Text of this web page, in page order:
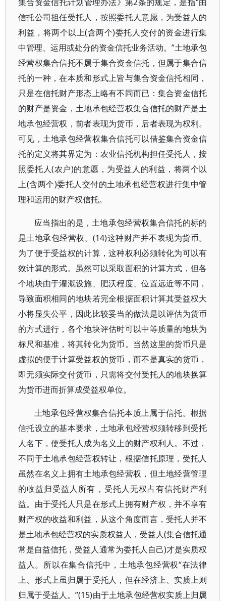
信托公司担任受托人，按照委托人意愿，为受益人的
利益，将两个以上(含两个)委托人交付的资金进行集
中管理、运用或处分的资金信托业务活动。”土地承包
经营权集合信托不属于集合资金信托，但属于集合信
托的一种，在本质和形式上皆与集合资金信托相同，
只是在信托财产形态上略有不同而已：集合资金信托
的财产是资金，土地承包经营权集合信托的财产是土
地承包经营权，前者表现为货币，后者表现为权利。
可见，土地承包经营权集合信托可以借鉴集合资金信
托的定义将其界定为：农业信托机构担任受托人，按
照委托人(农户)的意愿，为受益人的利益，将两个以
上(含两个)委托人交付的土地承包经营权进行集中管
理和运用的财产权信托。
应当指出的是，土地承包经营权集合信托的标的
是土地承包经营权。(14)这种财产并不表现为货币。
为了便于受益权的计算，这种权利必须转化为可以有
效计算的形式。虽然可以采取面积的计算方式，但各
个地块由于灌溉设施、肥沃程度、位置远近等不同，
导致面积相同的地块若完全根据面积计算其受益权大
小将显失公平，因此比较妥当的做法是以评估为货币
的方式进行，各个地块评估时可以中等质量的地块为
标尺和基准，将其转化为货币。当然这里的货币只是
虚拟的便于计算受益权的货币，而不是真实的货币，
即无须实际交付货币，只需将交付受托人的地块换算
为货币进而折算成受益权单位。
土地承包经营权集合信托本质上属于信托。根据
信托设立的基本要求，土地承包经营权须转移到受托
人名下，使受托人成为名义上的财产权利人。不过，
不同于土地承包经营权转让，根据信托原理，受托人
虽然在名义上拥有土地承包经营权，但土地经营管理
的收益归受益人所有，受托人无权占有信托财产利
益。由于受托人只是在形式上拥有财产权，并不享有
财产权的收益和利益，从这个角度而言，受托人并不
是土地承包经营权的实质权益人，受益人(集合信托通
常是自益信托，受益人通常为委托人自己)才是实质权
益人。所以在集合信托中，土地承包经营权“在法律
上、形式上虽归属于受托人，但在经济上、实质上则
归属于受益人。”(15)由于土地承包经营权实质上归属